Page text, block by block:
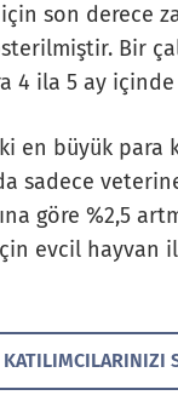
son derece
Bir
4 ila 5 ay
en büyük para
sadece
göre %2,5
evcil hayvan
KATILIMCILARINIZI